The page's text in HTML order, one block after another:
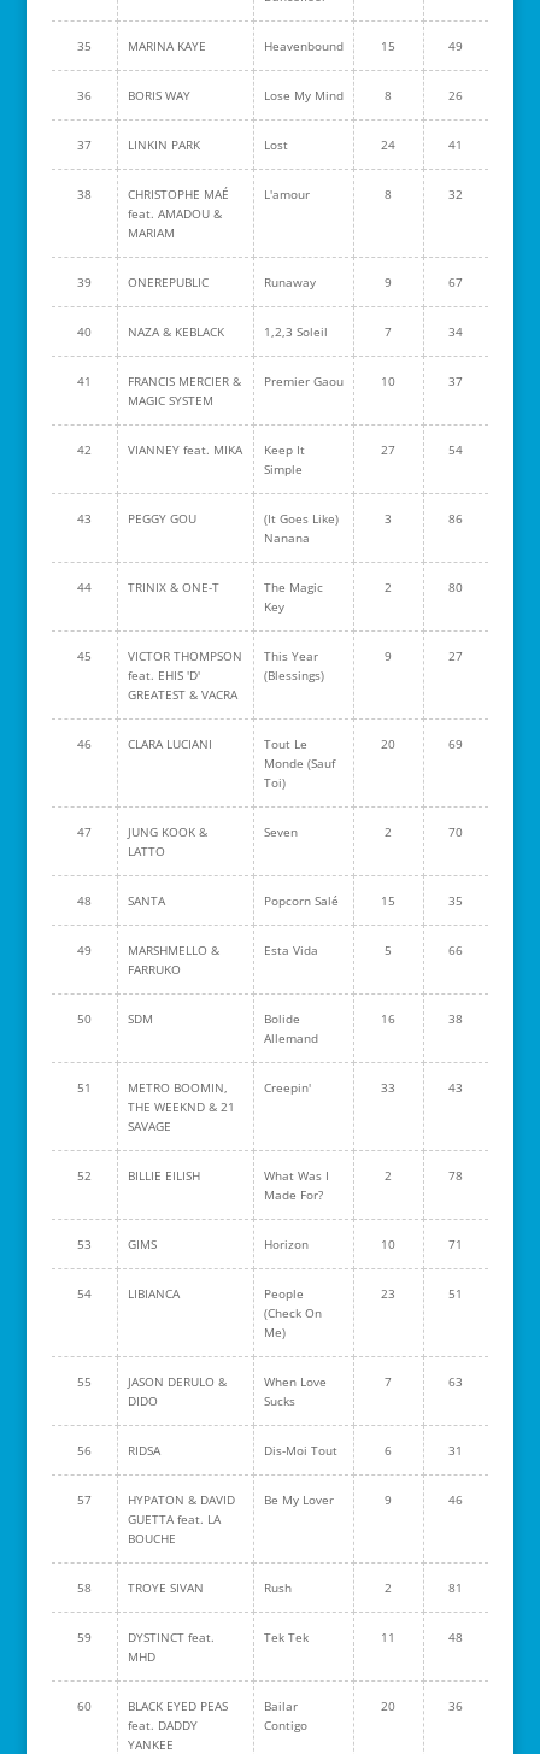
35 MARINA KAYE Heavenbound 15 49
36 BORIS WAY Lose My Mind 8 26
37 LINKIN PARK Lost 24 41
38
CHRISTOPHE MAÉ
feat. AMADOU &
MARIAM
L'amour 8 32
39 ONEREPUBLIC Runaway 9 67
40 NAZA & KEBLACK 1,2,3 Soleil 7 34
41
FRANCIS MERCIER &
MAGIC SYSTEM
Premier Gaou 10 37
42 VIANNEY feat. MIKA
Keep It
Simple
27 54
43 PEGGY GOU
(It Goes Like)
Nanana
3 86
44 TRINIX & ONE-T
The Magic
Key
2 80
45
VICTOR THOMPSON
feat. EHIS 'D'
GREATEST & VACRA
This Year
(Blessings)
9 27
46 CLARA LUCIANI
Tout Le
Monde (Sauf
Toi)
20 69
47
JUNG KOOK &
LATTO
Seven 2 70
48 SANTA Popcorn Salé 15 35
49
MARSHMELLO &
FARRUKO
Esta Vida 5 66
50 SDM
Bolide
Allemand
16 38
51
METRO BOOMIN,
THE WEEKND & 21
SAVAGE
Creepin' 33 43
52 BILLIE EILISH
What Was I
Made For?
2 78
53 GIMS Horizon 10 71
54 LIBIANCA
People
(Check On
Me)
23 51
55
JASON DERULO &
DIDO
When Love
Sucks
7 63
56 RIDSA Dis-Moi Tout 6 31
57
HYPATON & DAVID
GUETTA feat. LA
BOUCHE
Be My Lover 9 46
58 TROYE SIVAN Rush 2 81
59
DYSTINCT feat.
MHD
Tek Tek 11 48
60
BLACK EYED PEAS
feat. DADDY
YANKEE
Bailar
Contigo
20 36